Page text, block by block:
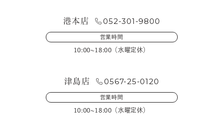
港本店 052-301-9800
営業時間
10:00~18:00（水曜定休）
津島店 0567-25-0120
営業時間
10:00~18:00（水曜定休）